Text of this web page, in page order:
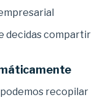
decidas compartir
recopilar